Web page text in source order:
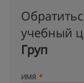
учебный
Груп
ИМЯ